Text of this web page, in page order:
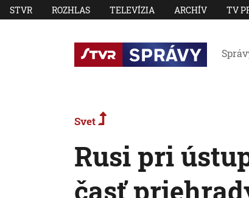
STVR ROZHLAS TELEVÍZIA ARCHÍV TV
Svet
Rusi pri
časť